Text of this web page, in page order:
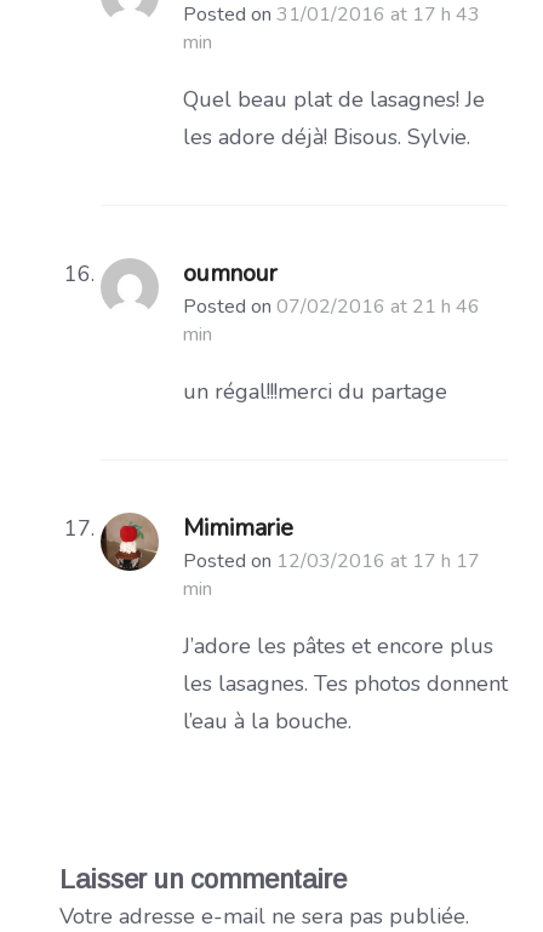
Posted on 31/01/2016 at 17 h 43
min
Quel beau plat de lasagnes! Je
les adore déjà! Bisous. Sylvie.
oumnour
Posted on 07/02/2016 at 21 h 46
min
un régal!!!merci du partage
Mimimarie
Posted on 12/03/2016 at 17 h 17
min
J’adore les pâtes et encore plus
les lasagnes. Tes photos donnent
l’eau à la bouche.
Laisser un commentaire
Votre adresse e-mail ne sera pas publiée.